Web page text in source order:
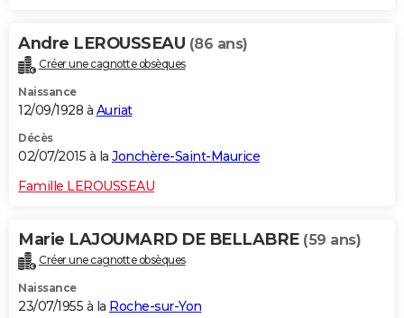
Andre LEROUSSEAU (86 ans)
Créer une cagnotte obsèques
Naissance
12/09/1928 à Auriat
Décès
02/07/2015 à la Jonchère-Saint-Maurice
Famille LEROUSSEAU
Marie LAJOUMARD DE BELLABRE (59 ans)
Créer une cagnotte obsèques
Naissance
23/07/1955 à la Roche-sur-Yon